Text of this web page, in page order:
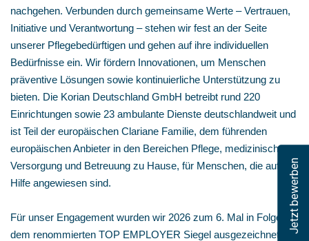
Jetzt bewerben
nachgehen. Verbunden durch gemeinsame Werte – Vertrauen,
Initiative und Verantwortung – stehen wir fest an der Seite
unserer Pflegebedürftigen und gehen auf ihre individuellen
Bedürfnisse ein. Wir fördern Innovationen, um Menschen
präventive Lösungen sowie kontinuierliche Unterstützung zu
bieten. Die Korian Deutschland GmbH betreibt rund 220
Einrichtungen sowie 23 ambulante Dienste deutschlandweit und
ist Teil der europäischen Clariane Familie, dem führenden
europäischen Anbieter in den Bereichen Pflege, medizinische
Versorgung und Betreuung zu Hause, für Menschen, die auf
Hilfe angewiesen sind.
Für unser Engagement wurden wir 2026 zum 6. Mal in Folge mit
dem renommierten TOP EMPLOYER Siegel ausgezeichnet –